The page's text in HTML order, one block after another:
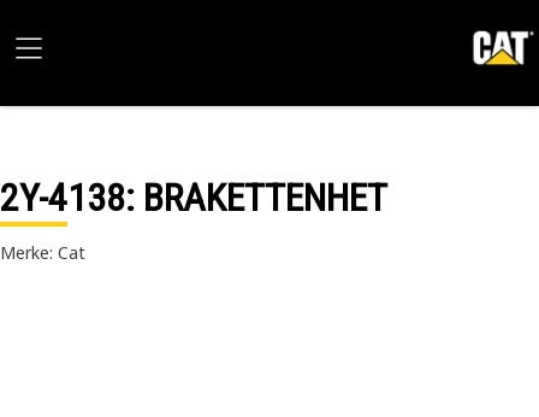
2Y-4138: BRAKETTENHET
Merke: Cat